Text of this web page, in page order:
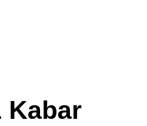
Kabar